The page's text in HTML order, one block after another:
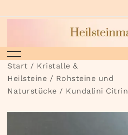
Inhalt
Heilsteinmagie
Start / Kristalle &
Heilsteine / Rohsteine und
Naturstücke / Kundalini Citrin